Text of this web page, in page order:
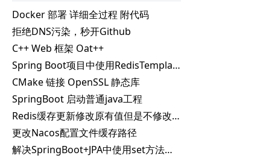
Docker 部署 详细全过程 附代码
拒绝DNS污染，秒开Github
C++ Web 框架 Oat++
Spring Boot项目中使用RedisTemplate.delete() 删除指定key失败的解决办法
CMake 链接 OpenSSL 静态库
SpringBoot 启动普通java工程
Redis缓存更新修改原有值但是不修改失效时间
更改Nacos配置文件缓存路径
解决SpringBoot+JPA中使用set方法时自动更新数据库问题